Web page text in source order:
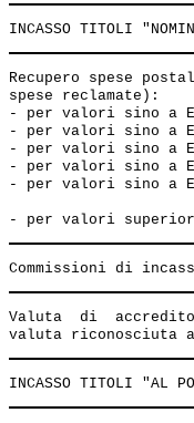
Recupero spese
spese reclamate):
- per valori sino a
- per valori sino a
- per valori sino a
- per valori sino a
- per valori sino a
Valuta  di